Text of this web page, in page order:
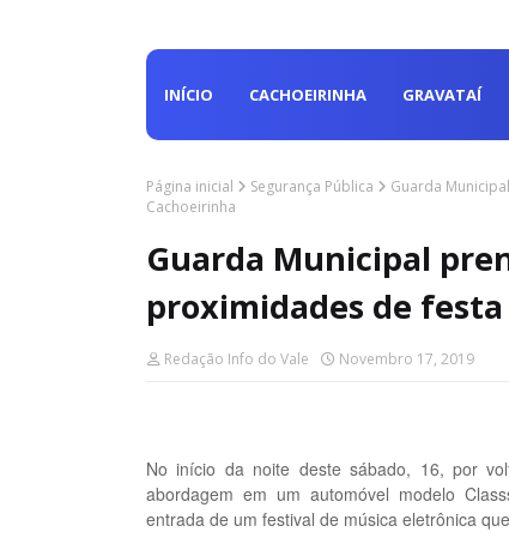
INÍCIO CACHOEIRINHA GRAVATAÍ
Página inicial Segurança Pública
Guarda
Cachoeirinha
Guarda Municipal
proximidades de
Redação Info do Vale Novembro 17, 2019
No início da noite deste sábado, 16, por
abordagem em um automóvel modelo
entrada de um festival de música eletrônica